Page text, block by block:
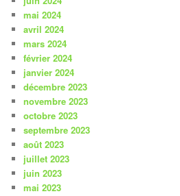
mai 2024
avril 2024
mars 2024
février 2024
janvier 2024
décembre 2023
novembre 2023
octobre 2023
septembre 2023
août 2023
juillet 2023
juin 2023
mai 2023